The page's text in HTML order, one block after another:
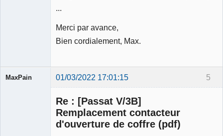
...
Merci par avance,
Bien cordialement, Max.
5
MaxPain 01/03/2022 17:01:15
Re : [Passat V/3B]
Remplacement contacteur
d'ouverture de coffre (pdf)